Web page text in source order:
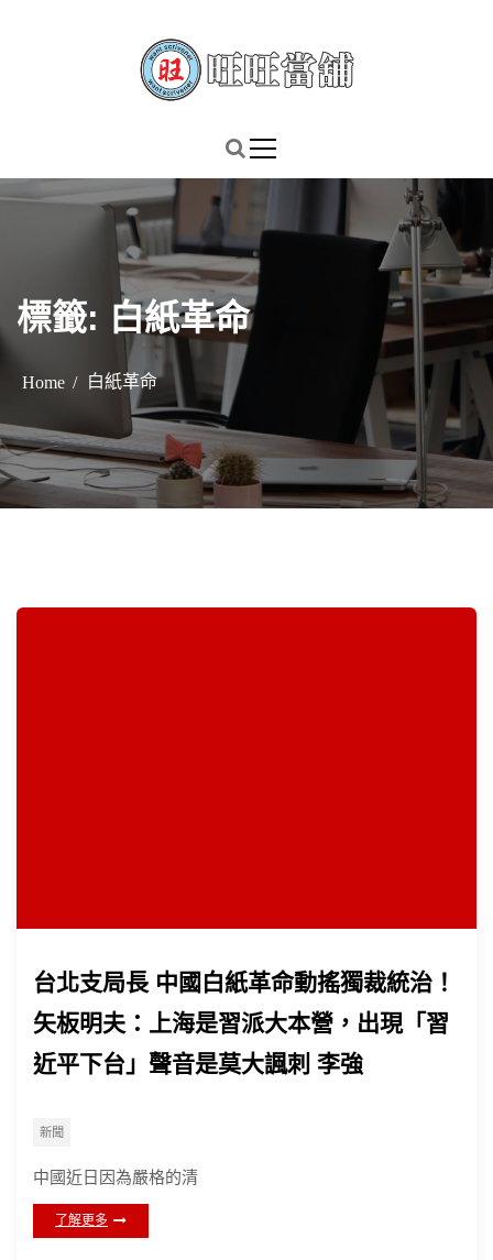
標籤: 白紙革命
Home 白紙革命
台北支局長 中國白紙革命動搖獨裁統治！
矢板明夫：上海是習派大本營，出現「習
近平下台」聲音是莫大諷刺 李強
新聞
中國近日因為嚴格的清
了解更多